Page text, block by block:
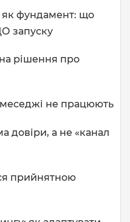
як фундамент: що
запуску
рішення про
меседжі не працюють
довіри, а не «канал
прийнятною